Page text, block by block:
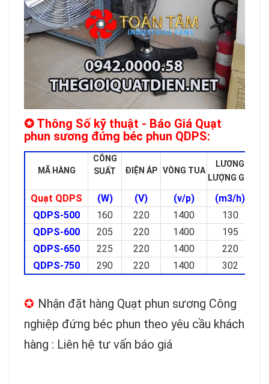
✪ Thông Số kỹ thuật - Báo Giá Quạt
phun sương đứng béc phun QDPS:
MÃ HÀNG
CÔNG
SUẤT
ĐIỆN ÁP VÒNG TUA
LƯƠNG
LƯỢNG GIÓ
Quạt QDPS (W) (V) (v/p) (m3/h)
QDPS-500
160 220 1400
130
QDPS-600
205 220 1400
195
QDPS-650
225 220 1400
220
QDPS-750
290 220 1400 302
✪ Nhận đặt hàng Quạt phun sương Công
nghiệp đứng béc phun theo yêu cầu khách
hàng : Liên hệ tư vấn báo giá